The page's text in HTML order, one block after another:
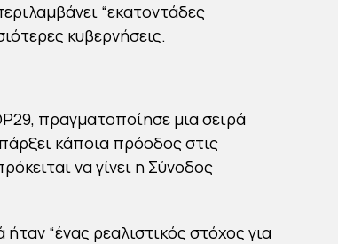
“εκατοντάδες
κυβερνήσεις.
πραγματοποίησε μια σειρά
κάποια πρόοδος στις
να γίνει η Σύνοδος
“ένας ρεαλιστικός στόχος για